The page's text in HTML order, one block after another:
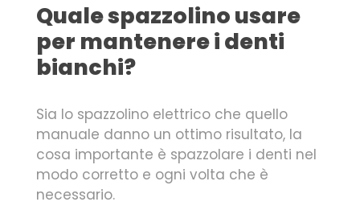
Quale spazzolino usare
per mantenere i denti
bianchi?
Sia lo spazzolino elettrico che quello
manuale danno un ottimo risultato, la
cosa importante è spazzolare i denti nel
modo corretto e ogni volta che è
necessario.